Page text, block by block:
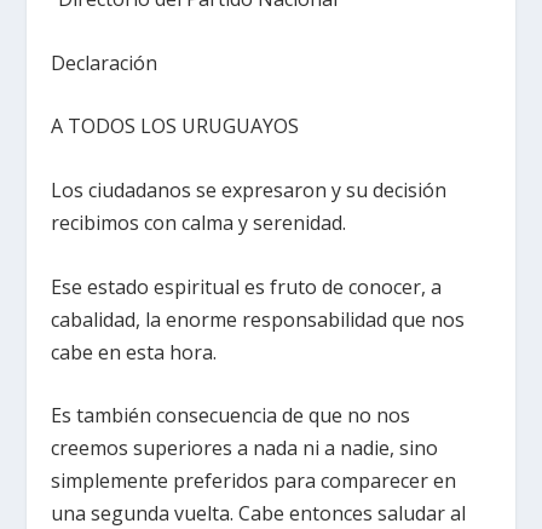
Declaración
A TODOS LOS URUGUAYOS
Los ciudadanos se expresaron y su decisión
recibimos con calma y serenidad.
Ese estado espiritual es fruto de conocer, a
cabalidad, la enorme responsabilidad que nos
cabe en esta hora.
Es también consecuencia de que no nos
creemos superiores a nada ni a nadie, sino
simplemente preferidos para comparecer en
una segunda vuelta. Cabe entonces saludar al